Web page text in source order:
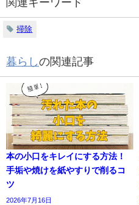
関連キーワード
掃除
暮らしの関連記事
本の小口をキレイにする方法！
手垢や焼けを紙やすりで削るコ
ツ
2026年7月16日